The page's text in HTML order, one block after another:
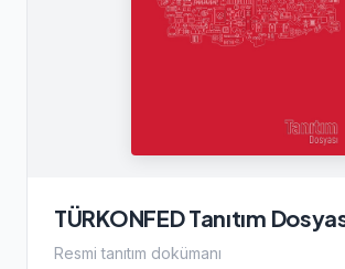
TÜRKONFED Tanıtım
Resmi tanıtım dokümanı